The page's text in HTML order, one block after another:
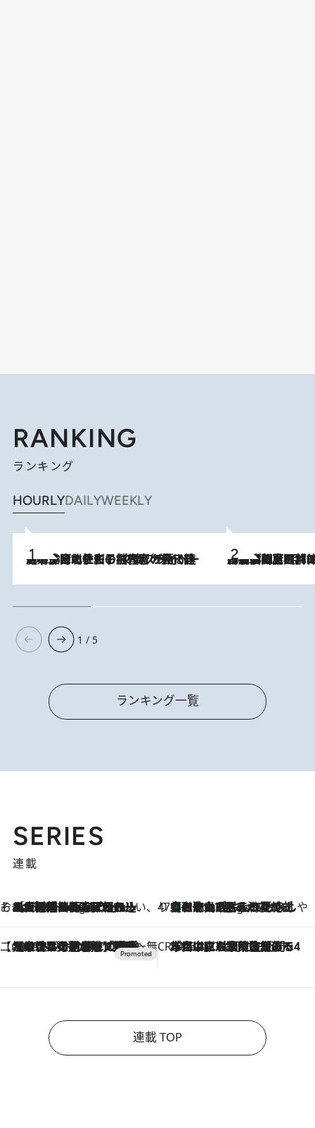
RANKING
ランキング
HOURLYDAILYWEEKLY
2026.8.3
《「文士の子ども被害者の会」発足！》阿川佐和子（72）が語る遠藤周作に北杜夫、劇作家・矢代静一の子どもたちの“文豪プライベート事件簿” 2026.8.8
「最後に見られてよかった」上野動物園の東園パンダ舎が解体前に特別公開。8月16日まで延長されたパネル展と共に辿る“半世紀”のパンダ飼育《解体工事の図面あり》
1 / 5
ランキング一覧
SERIES
連載
そおだよおこの関西おいしい、おやつ紀行6 Hours Ago
［大阪府箕面市］一皿一皿目の前で仕上げられる、料理を巧みに組み込んだアシェットデセールコース「ミチル アシェット デセール（Michiru assiette dessert）」 47都道府県の手みやげ ひんやりスイーツで夏を満喫
6 Hours Ago
【和歌山県】この夏絶対食べたい 冷やしておいしいおやつ3選 みかんがごろっと丸ごと入ったジュレ
【CREA×星野リゾート】唯一無二。癒しと発見が待つ場所へ
2026.8.7
【トンボの足水浴】ヒノキの香りに包まれて涼感マックス！約13℃の湧水かけ流しを避暑地「星野温泉 トンボの湯」で体験 CREA'S CHOICE
2026.8.7
「立川にも歌舞伎があるんだよ」 片岡仁左衛門・市川中車ら豪華座組みで4年目の立川立飛歌舞伎へ
連載 TOP